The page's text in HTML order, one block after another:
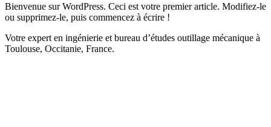
Bienvenue sur WordPress. Ceci est votre premier article. Modifiez-le
ou supprimez-le, puis commencez à écrire !
Votre expert en ingénierie et bureau d’études outillage mécanique à
Toulouse, Occitanie, France.